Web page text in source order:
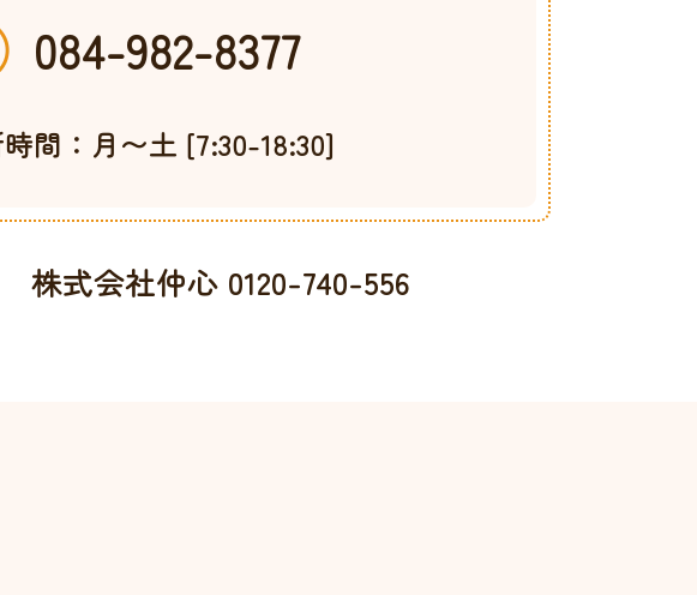
084-982-8377
間：月〜土 [7:30-18:30]
株式会社仲心 0120-740-556